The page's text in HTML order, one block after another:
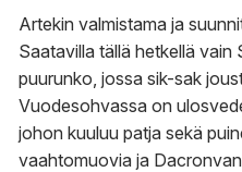
Artekin valmistama ja
Saatavilla tällä hetkellä
puurunko, jossa sik-sak
Vuodesohvassa on
johon kuuluu patja sekä
vaahtomuovia ja